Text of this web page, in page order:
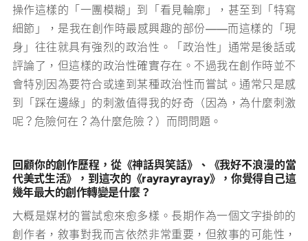
操作這樣的「一團模糊」到「看見輪廓」，甚至到「特寫
細節」，是我在創作時最感興趣的部份——而這樣的「現
身」往往就具有強烈的政治性。「政治性」通常是後話或
評論了，但這樣的政治性確實存在。不過我在創作時並不
會特別因為要符合或達到某種政治性而嘗試。通常只是感
到「踩在邊緣」的刺激值得我的好奇（因為，為什麼刺激
呢？危險何在？為什麼危險？）而問問題。
回顧你的創作歷程，從《神話與笑話》、《我好不浪漫的當
代美式生活》，到這次的《rayrayrayray》，你覺得自己這
幾年最大的創作轉變是什麼？
大概是媒材的嘗試愈來愈多樣。長期作為一個文字掛帥的
創作者，敘事對我而言依然非常重要，但敘事的可能性，